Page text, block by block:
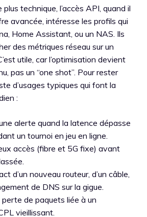
technique, l’accès API, quand il
avancée, intéresse les profils qui
Home Assistant, ou un NAS. Ils
des métriques réseau sur un
utile, car l’optimisation devient
pas un “one shot”. Pour rester
d’usages typiques qui font la
:
alerte quand la latence dépasse
un tournoi en jeu en ligne.
accès (fibre et 5G fixe) avant
d’un nouveau routeur, d’un câble,
de DNS sur la gigue.
perte de paquets liée à un
vieillissant.